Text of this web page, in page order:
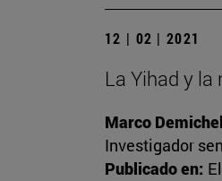
12 | 02 | 2021
La Yihad y
Marco
Investigador
Publicado en: